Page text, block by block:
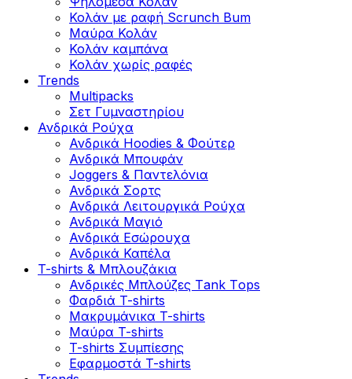
Κολάν με ραφή Scrunch Bum
Μαύρα Κολάν
Κολάν καμπάνα
Κολάν χωρίς ραφές
Trends
Multipacks
Σετ Γυμναστηρίου
Ανδρικά Ρούχα
Ανδρικά Hoodies & Φούτερ
Ανδρικά Μπουφάν
Joggers & Παντελόνια
Ανδρικά Σορτς
Ανδρικά Λειτουργικά Ρούχα
Ανδρικά Μαγιό
Ανδρικά Εσώρουχα
Ανδρικά Καπέλα
T-shirts & Μπλουζάκια
Ανδρικές Mπλούζες Τank Τops
Φαρδιά T-shirts
Μακρυμάνικα T-shirts
Μαύρα T-shirts
T-shirts Συμπίεσης
Εφαρμοστά T-shirts